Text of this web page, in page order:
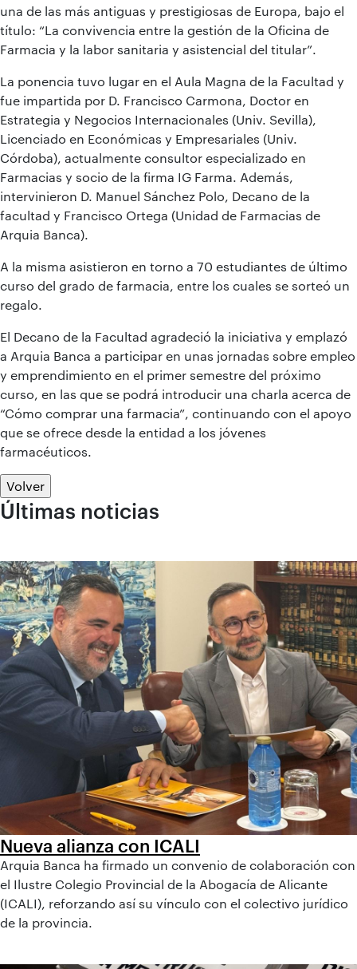
una de las más antiguas y prestigiosas de Europa, bajo el
título: “La convivencia entre la gestión de la Oficina de
Farmacia y la labor sanitaria y asistencial del titular”.
La ponencia tuvo lugar en el Aula Magna de la Facultad y
fue impartida por D. Francisco Carmona, Doctor en
Estrategia y Negocios Internacionales (Univ. Sevilla),
Licenciado en Económicas y Empresariales (Univ.
Córdoba), actualmente consultor especializado en
Farmacias y socio de la firma IG Farma. Además,
intervinieron D. Manuel Sánchez Polo, Decano de la
facultad y Francisco Ortega (Unidad de Farmacias de
Arquia Banca).
A la misma asistieron en torno a 70 estudiantes de último
curso del grado de farmacia, entre los cuales se sorteó un
regalo.
El Decano de la Facultad agradeció la iniciativa y emplazó
a Arquia Banca a participar en unas jornadas sobre empleo
y emprendimiento en el primer semestre del próximo
curso, en las que se podrá introducir una charla acerca de
“Cómo comprar una farmacia”, continuando con el apoyo
que se ofrece desde la entidad a los jóvenes
farmacéuticos.
Volver
Últimas noticias
Nueva alianza con ICALI
Arquia Banca ha firmado un convenio de colaboración con
el Ilustre Colegio Provincial de la Abogacía de Alicante
(ICALI), reforzando así su vínculo con el colectivo jurídico
de la provincia.